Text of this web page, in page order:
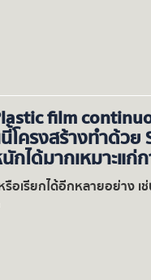
film
ครงสร้างทำด้วย
ได้มากเหมาะแก่
เรียกได้อีกหลายอย่าง เ